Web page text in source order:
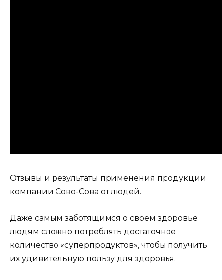
Отзывы и результаты применения продукции
компании Сово-Сова от людей.
Даже самым заботящимся о своем здоровье
людям сложно потреблять достаточное
количество «суперпродуктов», чтобы получить
их удивительную пользу для здоровья.